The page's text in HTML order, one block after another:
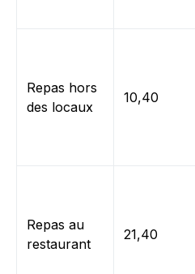
Repas hors
des locaux
10,40
Repas au
restaurant
21,40